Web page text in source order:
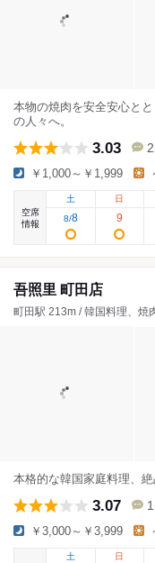
本物の焼肉を安全安心と
の人々へ。
3.03
￥1,000～￥1,999
空席
情報
土
8/8
日
9
吾照里 町田店
町田駅 213m / 韓国料理、焼
本格的な韓国家庭料理、
3.07
￥3,000～￥3,999
土
日